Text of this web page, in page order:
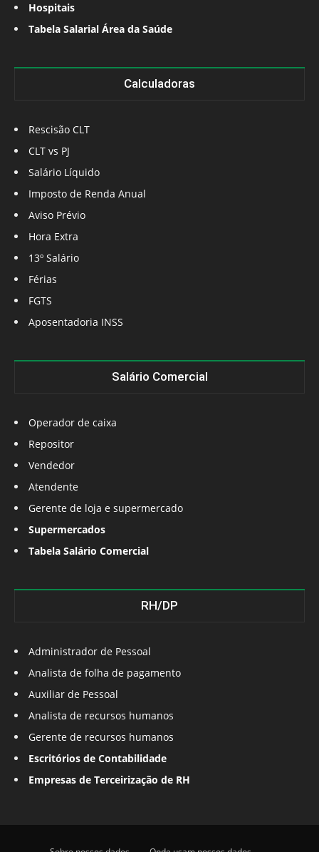
Hospitais
Tabela Salarial Área da Saúde
Calculadoras
Rescisão CLT
CLT vs PJ
Salário Líquido
Imposto de Renda Anual
Aviso Prévio
Hora Extra
13º Salário
Férias
FGTS
Aposentadoria INSS
Salário Comercial
Operador de caixa
Repositor
Vendedor
Atendente
Gerente de loja e supermercado
Supermercados
Tabela Salário Comercial
RH/DP
Administrador de Pessoal
Analista de folha de pagamento
Auxiliar de Pessoal
Analista de recursos humanos
Gerente de recursos humanos
Escritórios de Contabilidade
Empresas de Terceirização de RH